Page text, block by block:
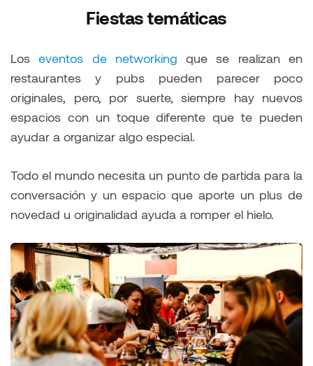
Fiestas temáticas
Loseventos de networking que se realizan en
restaurantes y pubs pueden parecer poco
originales, pero, por suerte, siempre hay nuevos
espacios con un toque diferente que te pueden
ayudar a organizar algo especial.
Todo el mundo necesita un punto de partida para la
conversación y un espacio que aporte un plus de
novedad u originalidad ayuda a romper el hielo.